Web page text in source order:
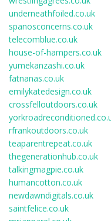
underneathfoiled.co.uk
spanosconcerns.co.uk
telecomblue.co.uk
house-of-hampers.co.uk
yumekanzashi.co.uk
fatnanas.co.uk
emilykatedesign.co.uk
crossfelloutdoors.co.uk
rfrankoutdoors.co.uk
teaparentrepeat.co.uk
thegenerationhub.co.uk
talkingmagpie.co.uk
humancotton.co.uk
newdawndigitals.co.uk
saintfelice.co.uk